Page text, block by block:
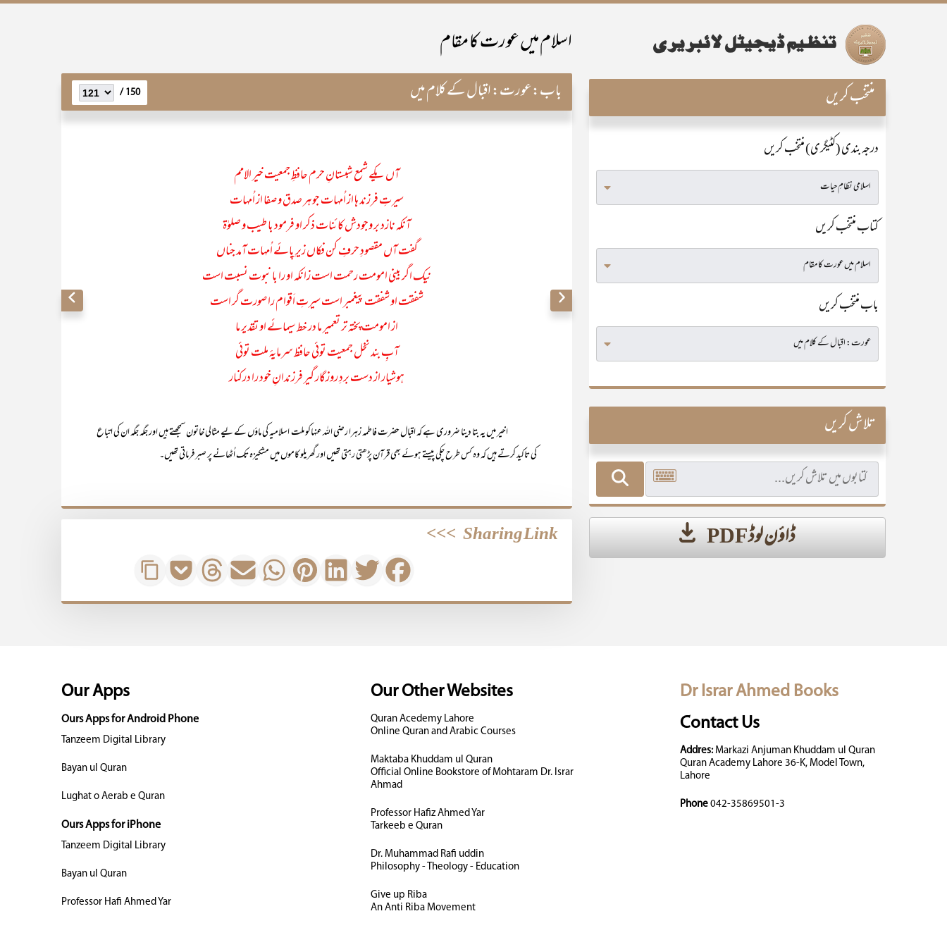
اسلام میں عورت کا مقام
باب:عورت: اقبال کے کلام میں 150 /
آں یکے شمع شبستانِ حرم حافظِ جمعیت خیر الامم
سیرتِ فرزند ہا از اُمہات جوہر صدق و صفا از اُمہات
آنکہ نازد بر وجودش کائنات ذکر او فرمود با طیب و صلوٰۃ
گفت آں مقصودِ حرفِ کن فکاں زیرِ پائے اُمہات آمد جناں
نیک اگر بینی امومت رحمت است زانکہ او را با نبوت نسبت است
شفقت او شفقت پیغمبر است سیرتِ اَقوام را صورت گر است
از امومت پختہ تر تعمیر ما در خط سیمائے او تقدیر ما
آبِ بند نخل جمعیت توئی حافظ سرمایۂ ملت توئی
ہوشیار از دست بردِ روزگار گیر فرزندانِ خود را درکنار
اخیر میں یہ بتا دینا ضروری ہے کہ اقبال حضرت فاطمہ زہرا رضی اللہ عنہاکو ملت اسلامیہ کی ماؤں کے لیے مثالی خاتون سمجھتے ہیں اور جگہ جگہ ان کی اتباع
کی تاکید کرتے ہیں کہ وہ کس طرح چکی پیستے ہوئے بھی قرآن پڑھتی رہتی تھیں اور گھریلو کاموں میں مشکیزہ تک اُٹھانے پر صبر فرماتی تھیں۔
Sharing Link
>>>
منتخب کریں
درجہ بندی (کٹیگری) منتخب کریں
کتاب منتخب کریں
باب منتخب کریں
تلاش کریں
ڈاؤن لوڈ PDF
Dr Israr Ahmed Books
Contact Us
Addres:Markazi Anjuman Khuddam ul Quran
Quran Academy Lahore 36-K, Model Town,
Lahore
Phone 042-35869501-3
Our Other Websites
Quran Acedemy Lahore
Online Quran and Arabic Courses
Maktaba Khuddam ul Quran
Official Online Bookstore of Mohtaram Dr. Israr
Ahmad
Professor Hafiz Ahmed Yar
Tarkeeb e Quran
Dr. Muhammad Rafi uddin
Philosophy - Theology - Education
Give up Riba
An Anti Riba Movement
Our Apps
Ours Apps for Android Phone
Tanzeem Digital Library
Bayan ul Quran
Lughat o Aerab e Quran
Ours Apps for iPhone
Tanzeem Digital Library
Bayan ul Quran
Professor Hafi Ahmed Yar